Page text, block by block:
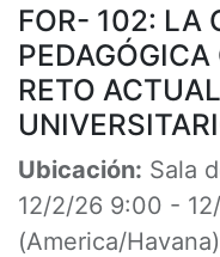
FOR- 102: LA
RETO
Ubicación: Sala
12/2/26 9:00 -
(America/Havana